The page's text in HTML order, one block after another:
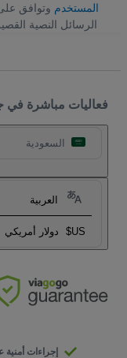
المستخدم وتوافق
الرسائل النصية
فعاليات مباشرة في
السعودية
العربية
US$ دولار أمريكي
إجراءات أمنية